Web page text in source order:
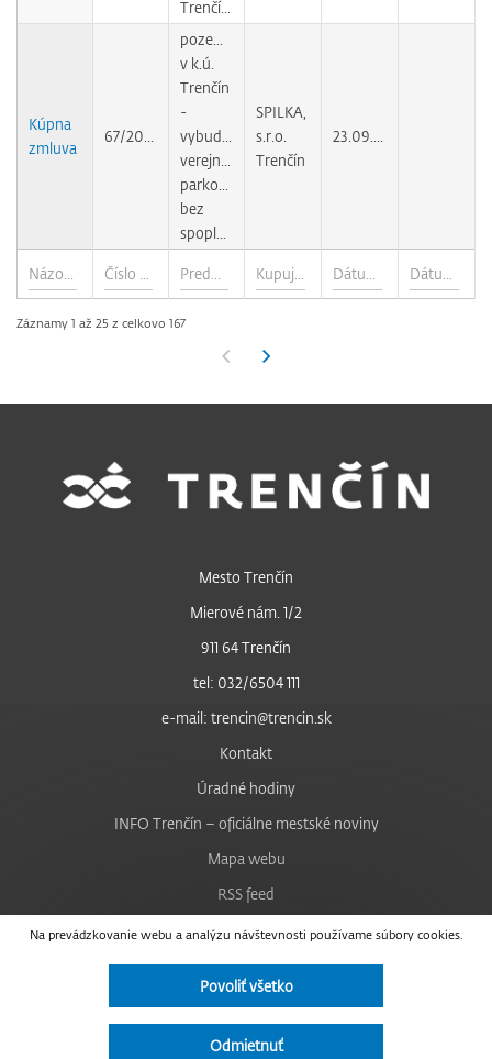
Trenčíne
Kúpna
zmluva
pozemok
v k.ú.
Trenčín
-
vybudovanie
verejného
parkoviska
bez
SPILKA,
s.r.o.
Trenčín
Záznamy 1 až 25 z celkovo 167
Na prevádzkovanie webu a analýzu návštevnosti používame súbory cookies.
Povoliť všetko
Odmietnuť
Mesto Trenčín
Mierové nám. 1/2
911 64 Trenčín
tel: 032/6504 111
e-mail: trencin@trencin.sk
Kontakt
Úradné hodiny
INFO Trenčín – oficiálne mestské noviny
Mapa webu
RSS feed
Nastavenie cookies
Facebook
Instagram